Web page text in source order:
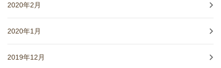
2020年2月
2020年1月
2019年12月